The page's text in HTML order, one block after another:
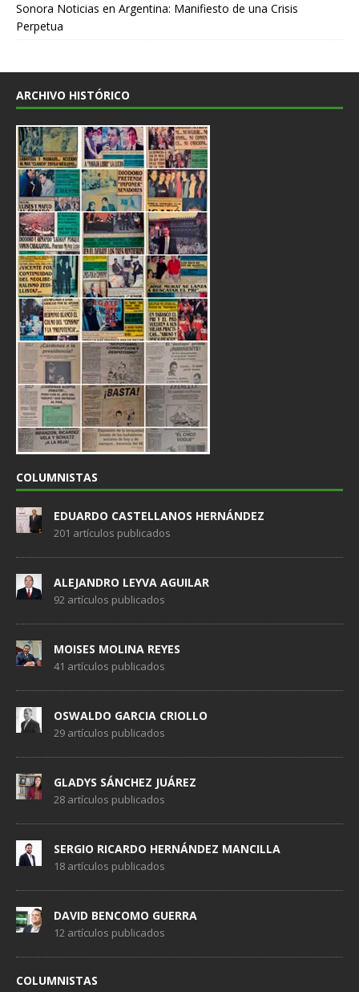
Sonora Noticias en Argentina: Manifiesto de una Crisis
Perpetua
ARCHIVO HISTÓRICO
COLUMNISTAS
EDUARDO CASTELLANOS HERNÁNDEZ
201 artículos publicados
ALEJANDRO LEYVA AGUILAR
92 artículos publicados
MOISES MOLINA REYES
41 artículos publicados
OSWALDO GARCIA CRIOLLO
29 artículos publicados
GLADYS SÁNCHEZ JUÁREZ
28 artículos publicados
SERGIO RICARDO HERNÁNDEZ MANCILLA
18 artículos publicados
DAVID BENCOMO GUERRA
12 artículos publicados
COLUMNISTAS